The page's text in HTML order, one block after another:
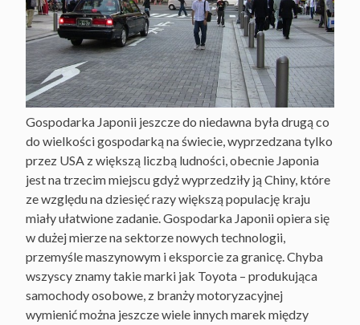
Gospodarka Japonii jeszcze do niedawna była drugą co
do wielkości gospodarką na świecie, wyprzedzana tylko
przez USA z większą liczbą ludności, obecnie Japonia
jest na trzecim miejscu gdyż wyprzedziły ją Chiny, które
ze względu na dziesięć razy większą populację kraju
miały ułatwione zadanie. Gospodarka Japonii opiera się
w dużej mierze na sektorze nowych technologii,
przemyśle maszynowym i eksporcie za granicę. Chyba
wszyscy znamy takie marki jak Toyota – produkująca
samochody osobowe, z branży motoryzacyjnej
wymienić można jeszcze wiele innych marek między